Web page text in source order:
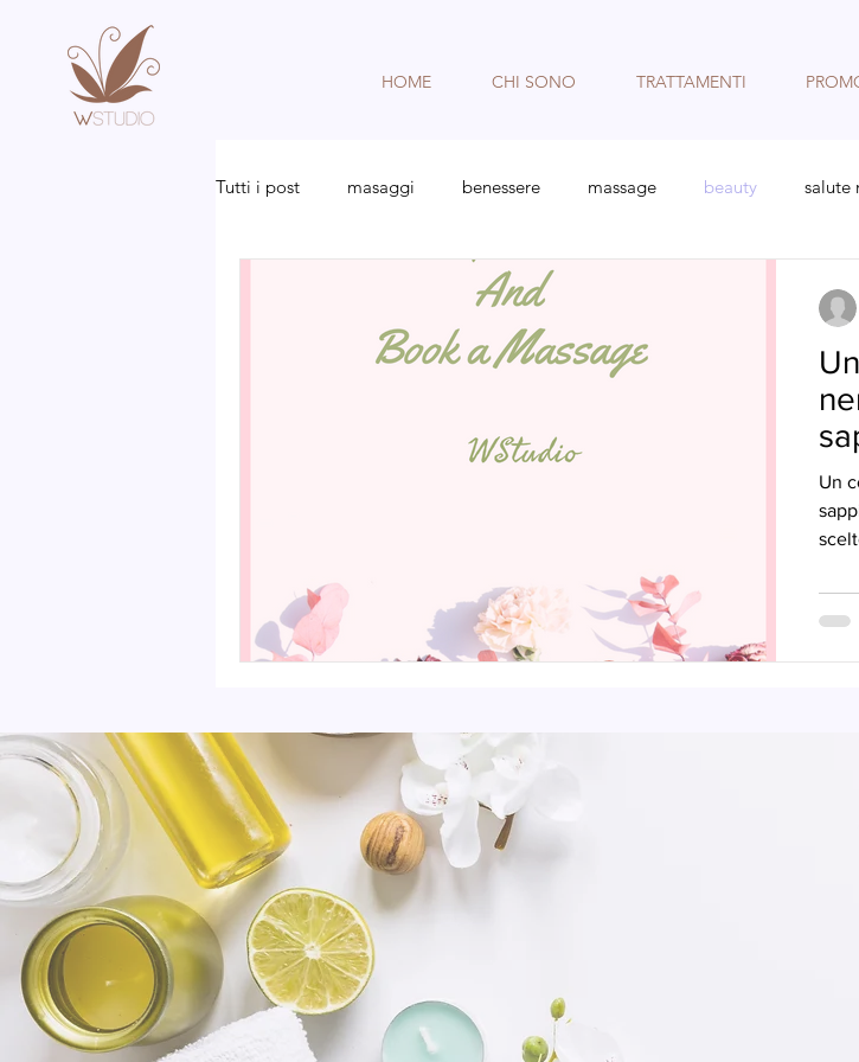
HOME CHI SONO TRATTAMENTI
Tutti i post masaggi benessere massage beauty salute
Un